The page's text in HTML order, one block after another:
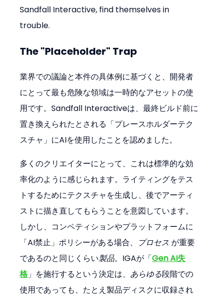
Sandfall Interactive, find themselves in
trouble.
The "Placeholder" Trap
業界での議論と本件の具体例に基づくと、開発者
にとって最も危険な領域は一時的なアセットの使
用です。Sandfall Interactiveは、最終ビルド前に
置き換えられたとされる「プレースホルダーテク
スチャ」にAIを使用したことを認めました。
多くのクリエイターにとって、これは標準的な効
率化のように感じられます。ライティングをテス
トするためにテクスチャを生成し、後でアーティ
ストに描き直してもらうことを意図しています。
しかし、コンペティションやプラットフォームに
「AI禁止」ポリシーがある場合、
プロセス が重要
であるのと同じくらい製品。IGAが「Gen AI失
格」を施行するという決定は、あらゆる段階での
使用であっても、たとえ製品ディスクに収録され